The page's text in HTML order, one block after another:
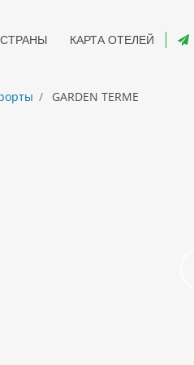
СТРАНЫ КАРТА ОТЕЛЕЙ
GARDEN TERME